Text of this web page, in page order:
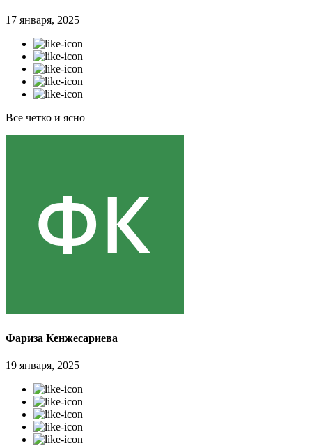
17 января, 2025
Все четко и ясно
Фариза Кенжесариева
19 января, 2025